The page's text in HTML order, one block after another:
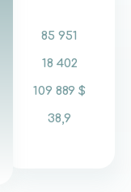
85 951
18 402
109 889 $
38,9